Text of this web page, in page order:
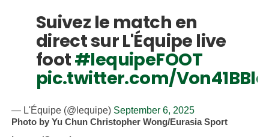
Suivez le match en
direct sur L'Équipe live
foot#lequipeFOOT
pic.twitter.com/
— L'Équipe (@lequipe) September 6, 2025
Photo by Yu Chun Christopher Wong/Eurasia Sport